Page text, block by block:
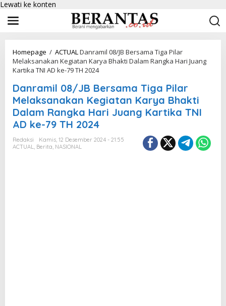
Lewati ke konten
Homepage / ACTUALDanramil 08/JB Bersama Tiga Pilar
Melaksanakan Kegiatan Karya Bhakti Dalam Rangka Hari Juang
Kartika TNI AD ke-79 TH 2024
Danramil 08/JB Bersama Tiga Pilar
Melaksanakan Kegiatan Karya Bhakti
Dalam Rangka Hari Juang Kartika TNI
AD ke-79 TH 2024
Redaksi
Kamis, 12 Desember 2024 - 21:55
ACTUAL, Berita, NASIONAL